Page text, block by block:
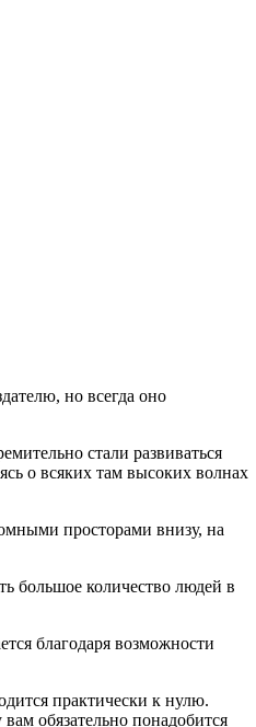
но всегда оно
стали развиваться
о всяких там высоких волнах
просторами внизу, на
большое количество людей в
благодаря возможности
практически к нулю.
обязательно понадобится